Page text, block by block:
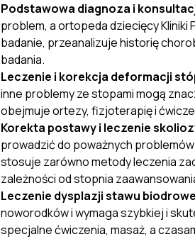
Podstawowa diagnoza i
problem, a ortopeda dziecięcy
badanie, przeanalizuje historię
badania.
Leczenie i korekcja deformacji
inne problemy ze stopami mogą
obejmuje ortezy, fizjoterapię i
Korekta postawy i leczenie
prowadzić do poważnych
stosuje zarówno metody leczenia
zależności od stopnia
Leczenie dysplazji stawu
noworodków i wymaga szybkiej i
specjalne ćwiczenia, masaż, a